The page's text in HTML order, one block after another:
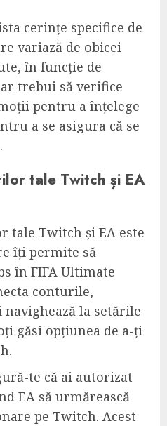
cerințe specifice de
variază de obicei
în funcție de
trebui să verifice
pentru a înțelege
a se asigura că se
tale Twitch și EA
tale Twitch și EA este
îți permite să
în FIFA Ultimate
conturile,
la setările
găsi opțiunea de a-ți
te că ai autorizat
EA să urmărească
pe Twitch. Acest